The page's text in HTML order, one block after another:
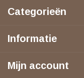
Categorieën
Informatie
Mijn account